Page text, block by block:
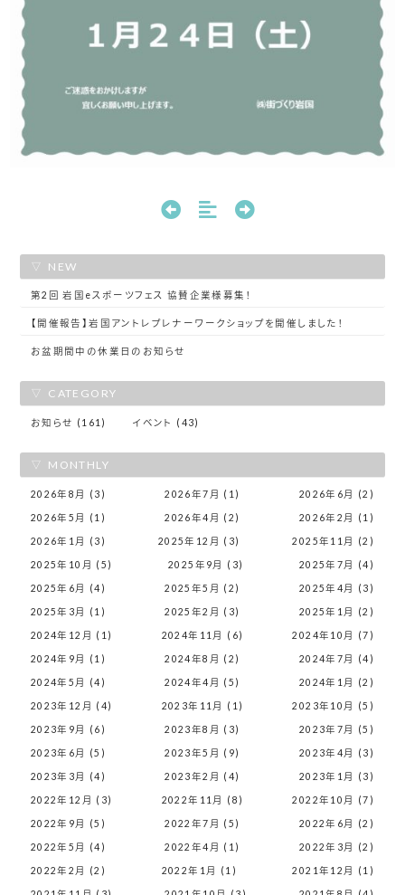
NEW
第2回 岩国eスポーツフェス 協賛企業様募集！
【開催報告】岩国アントレプレナーワークショップを開催しました！
お盆期間中の休業日のお知らせ
CATEGORY
お知らせ (161) イベント (43)
MONTHLY
2026年8月 (3) 2026年7月 (1) 2026年6月 (2)
2026年5月 (1) 2026年4月 (2) 2026年2月 (1)
2026年1月 (3) 2025年12月 (3) 2025年11月 (2)
2025年10月 (5) 2025年9月 (3) 2025年7月 (4)
2025年6月 (4) 2025年5月 (2) 2025年4月 (3)
2025年3月 (1) 2025年2月 (3) 2025年1月 (2)
2024年12月 (1) 2024年11月 (6) 2024年10月 (7)
2024年9月 (1) 2024年8月 (2) 2024年7月 (4)
2024年5月 (4) 2024年4月 (5) 2024年1月 (2)
2023年12月 (4) 2023年11月 (1) 2023年10月 (5)
2023年9月 (6) 2023年8月 (3) 2023年7月 (5)
2023年6月 (5) 2023年5月 (9) 2023年4月 (3)
2023年3月 (4) 2023年2月 (4) 2023年1月 (3)
2022年12月 (3) 2022年11月 (8) 2022年10月 (7)
2022年9月 (5) 2022年7月 (5) 2022年6月 (2)
2022年5月 (4) 2022年4月 (1) 2022年3月 (2)
2022年2月 (2) 2022年1月 (1) 2021年12月 (1)